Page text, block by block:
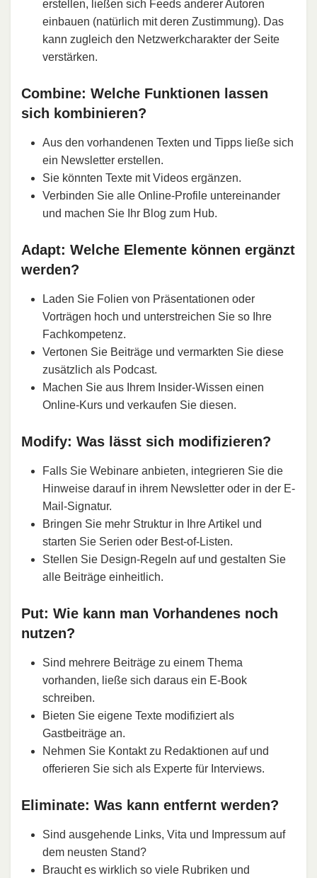
erstellen, ließen sich Feeds anderer Autoren
einbauen (natürlich mit deren Zustimmung). Das
kann zugleich den Netzwerkcharakter der Seite
verstärken.
Combine: Welche Funktionen lassen
sich kombinieren?
Aus den vorhandenen Texten und Tipps ließe sich
ein Newsletter erstellen.
Sie könnten Texte mit Videos ergänzen.
Verbinden Sie alle Online-Profile untereinander
und machen Sie Ihr Blog zum Hub.
Adapt: Welche Elemente können ergänzt
werden?
Laden Sie Folien von Präsentationen oder
Vorträgen hoch und unterstreichen Sie so Ihre
Fachkompetenz.
Vertonen Sie Beiträge und vermarkten Sie diese
zusätzlich als Podcast.
Machen Sie aus Ihrem Insider-Wissen einen
Online-Kurs und verkaufen Sie diesen.
Modify: Was lässt sich modifizieren?
Falls Sie Webinare anbieten, integrieren Sie die
Hinweise darauf in ihrem Newsletter oder in der E-
Mail-Signatur.
Bringen Sie mehr Struktur in Ihre Artikel und
starten Sie Serien oder Best-of-Listen.
Stellen Sie Design-Regeln auf und gestalten Sie
alle Beiträge einheitlich.
Put: Wie kann man Vorhandenes noch
nutzen?
Sind mehrere Beiträge zu einem Thema
vorhanden, ließe sich daraus ein E-Book
schreiben.
Bieten Sie eigene Texte modifiziert als
Gastbeiträge an.
Nehmen Sie Kontakt zu Redaktionen auf und
offerieren Sie sich als Experte für Interviews.
Eliminate: Was kann entfernt werden?
Sind ausgehende Links, Vita und Impressum auf
dem neusten Stand?
Braucht es wirklich so viele Rubriken und